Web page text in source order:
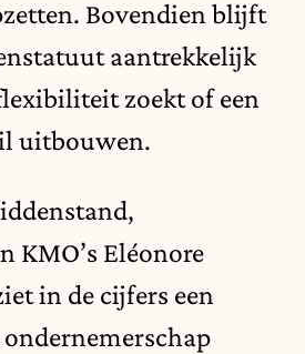
Bovendien blijft
aantrekkelijk
zoekt of een
uitbouwen.
KMO’s Eléonore
in de cijfers een